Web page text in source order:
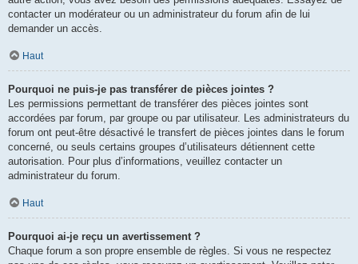
contacter un modérateur ou un administrateur du forum afin de lui
demander un accès.
Haut
Pourquoi ne puis-je pas transférer de pièces jointes ?
Les permissions permettant de transférer des pièces jointes sont
accordées par forum, par groupe ou par utilisateur. Les administrateurs du
forum ont peut-être désactivé le transfert de pièces jointes dans le forum
concerné, ou seuls certains groupes d’utilisateurs détiennent cette
autorisation. Pour plus d’informations, veuillez contacter un
administrateur du forum.
Haut
Pourquoi ai-je reçu un avertissement ?
Chaque forum a son propre ensemble de règles. Si vous ne respectez